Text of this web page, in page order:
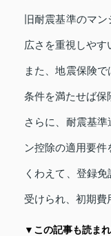
旧耐震基準のマ
広さを重視しやす
また、地震保険で
条件を満たせば保
さらに、耐震基
ン控除の適用要件
くわえて、登録
受けられ、初期費
▼この記事も読ま